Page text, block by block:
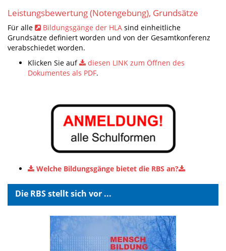
Welche Bildungsgänge bietet die RBS an?
Die RBS stellt sich vor ...
Leistungsbewertung (Notengebung), Grundsätze
Für alle Bildungsgänge der HLA sind einheitliche
Grundsätze definiert worden und von der Gesamtkonferenz
verabschiedet worden.
Klicken Sie auf
diesen LINK zum Öffnen des
Dokumentes als PDF.